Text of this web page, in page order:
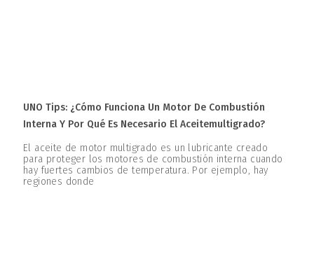
UNO Tips: ¿Cómo Funciona Un Motor De Combustión
Interna Y Por Qué Es Necesario El Aceitemultigrado?
El aceite de motor multigrado es un lubricante creado
para proteger los motores de combustión interna cuando
hay fuertes cambios de temperatura. Por ejemplo, hay
regiones donde